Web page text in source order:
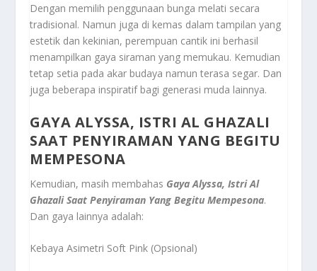
Dengan memilih penggunaan bunga melati secara
tradisional. Namun juga di kemas dalam tampilan yang
estetik dan kekinian, perempuan cantik ini berhasil
menampilkan gaya siraman yang memukau. Kemudian
tetap setia pada akar budaya namun terasa segar. Dan
juga beberapa inspiratif bagi generasi muda lainnya.
GAYA ALYSSA, ISTRI AL GHAZALI
SAAT PENYIRAMAN YANG BEGITU
MEMPESONA
Kemudian, masih membahas Gaya Alyssa, Istri Al
Ghazali Saat Penyiraman Yang Begitu Mempesona.
Dan gaya lainnya adalah:
Kebaya Asimetri Soft Pink (Opsional)